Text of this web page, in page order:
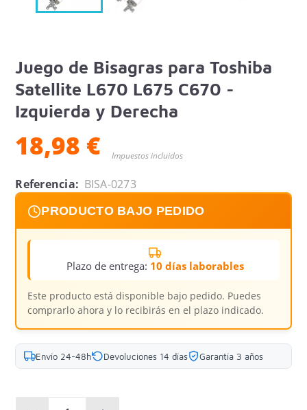
Juego de Bisagras para Toshiba
Satellite L670 L675 C670 -
Izquierda y Derecha
18,98 € Impuestos incluidos
Referencia: BISA-0273
PRODUCTO BAJO PEDIDO
Plazo de entrega: 10 días laborables
Este producto está disponible bajo pedido. Puedes
comprarlo ahora y lo recibirás en el plazo indicado.
Envío 24-48h Devoluciones 14 días Garantía 3 años